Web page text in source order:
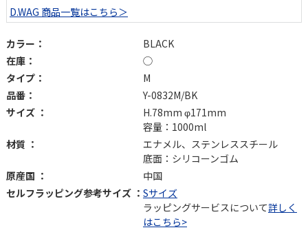
D.WAG 商品一覧はこちら＞
カラー：
BLACK
在庫：
◯
タイプ：
M
品番：
Y-0832M/BK
サイズ ：
H.78mm φ171mm
容量：1000ml
材質 ：
エナメル、ステンレススチール
底面：シリコーンゴム
原産国 ：
中国
セルフラッピング参考サイズ ： Sサイズ
ラッピングサービスについて詳しく
はこちら>